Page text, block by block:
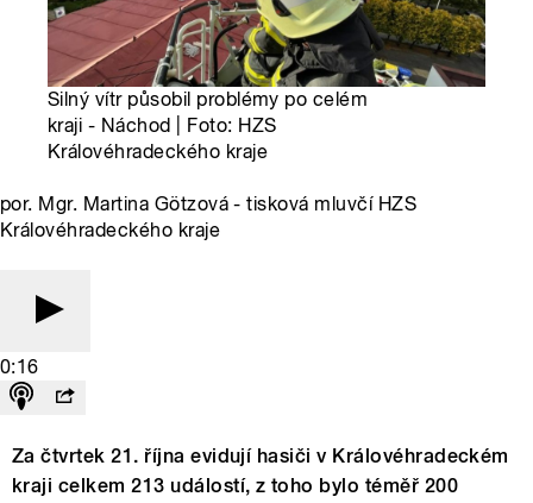
Silný vítr působil problémy po celém
kraji - Náchod | Foto: HZS
Královéhradeckého kraje
por. Mgr. Martina Götzová - tisková mluvčí HZS
Královéhradeckého kraje
0:16
Za čtvrtek 21. října evidují hasiči v Královéhradeckém
kraji celkem 213 událostí, z toho bylo téměř 200